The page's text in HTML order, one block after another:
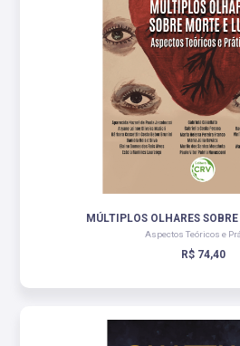
MÚLTIPLOS OLHARES
Aspectos Teóricos e
R$ 74,40